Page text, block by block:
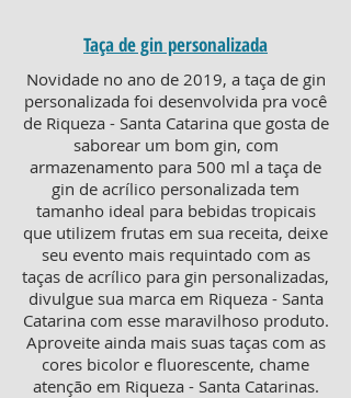
Taça de gin personalizada
Novidade no ano de 2019, a taça de gin
personalizada foi desenvolvida pra você
de Riqueza - Santa Catarina que gosta de
saborear um bom gin, com
armazenamento para 500 ml a taça de
gin de acrílico personalizada tem
tamanho ideal para bebidas tropicais
que utilizem frutas em sua receita, deixe
seu evento mais requintado com as
taças de acrílico para gin personalizadas,
divulgue sua marca em Riqueza - Santa
Catarina com esse maravilhoso produto.
Aproveite ainda mais suas taças com as
cores bicolor e fluorescente, chame
atenção em Riqueza - Santa Catarinas.